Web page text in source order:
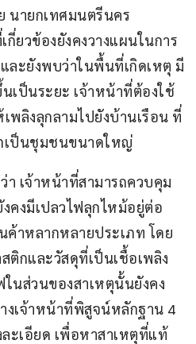
นายกเทศมนตรีนคร
ยวข้องยังคงวางแผนในการ
ละยังพบว่าในพื้นที่เกิดเหตุ มี
เป็นระยะ เจ้าหน้าที่ต้องใช้
พลิงลุกลามไปยังบ้านเรือน ที่
เป็นชุมชนขนาดใหญ่
า เจ้าหน้าที่สามารถควบคุม
งคงมีเปลวไฟลุกไหม้อยู่ต่อ
ค้าหลากหลายประเภท โดย
ติกและวัสดุที่เป็นเชื้อเพลิง
นส่วนของสาเหตุนั้นยังคง
งเจ้าหน้าที่พิสูจน์หลักฐาน 4
ะเอียด เพื่อหาสาเหตุที่แท้